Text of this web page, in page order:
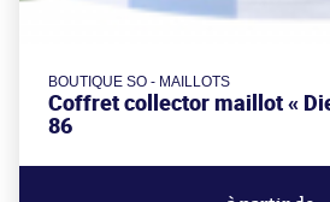
BOUTIQUE SO - MAILLOTS
Coffret collector maillot «
86